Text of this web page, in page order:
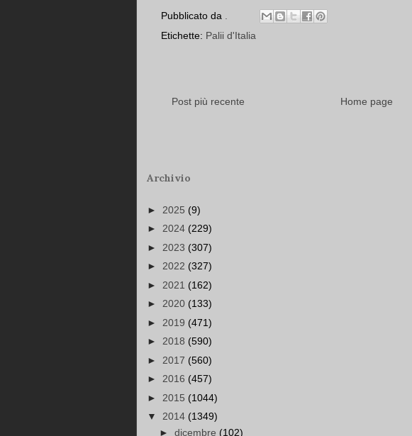
Pubblicato da
Etichette: Palii d'Italia
Post più recente Home page
Archivio
► 2025 (9)
► 2024 (229)
► 2023 (307)
► 2022 (327)
► 2021 (162)
► 2020 (133)
► 2019 (471)
► 2018 (590)
► 2017 (560)
► 2016 (457)
► 2015 (1044)
▼ 2014 (1349)
► dicembre (102)